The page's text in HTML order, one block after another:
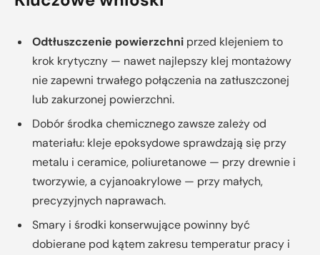
Odtłuszczenie powierzchni przed klejeniem to
krok krytyczny — nawet najlepszy klej montażowy
nie zapewni trwałego połączenia na zatłuszczonej
lub zakurzonej powierzchni.
Dobór środka chemicznego zawsze zależy od
materiału: kleje epoksydowe sprawdzają się przy
metalu i ceramice, poliuretanowe — przy drewnie i
tworzywie, a cyjanoakrylowe — przy małych,
precyzyjnych naprawach.
Smary i środki konserwujące powinny być
dobierane pod kątem zakresu temperatur pracy i